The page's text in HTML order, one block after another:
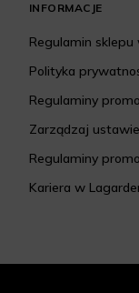
INFORMACJE
Regulamin sklepu
Polityka
Regulaminy
Zarządzaj
Regulaminy
Kariera w